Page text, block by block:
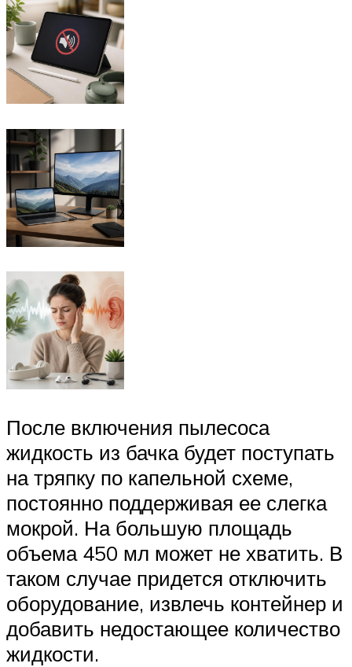
После включения пылесоса
жидкость из бачка будет поступать
на тряпку по капельной схеме,
постоянно поддерживая ее слегка
мокрой. На большую площадь
объема 450 мл может не хватить. В
таком случае придется отключить
оборудование, извлечь контейнер и
добавить недостающее количество
жидкости.